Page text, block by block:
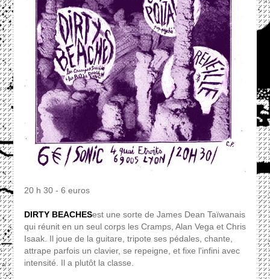
20 h 30 - 6 euros
DIRTY BEACHESest une sorte de James Dean Taïwanais
qui réunit en un seul corps les Cramps, Alan Vega et Chris
Isaak. Il joue de la guitare, tripote ses pédales, chante,
attrape parfois un clavier, se repeigne, et fixe l'infini avec
intensité. Il a plutôt la classe.